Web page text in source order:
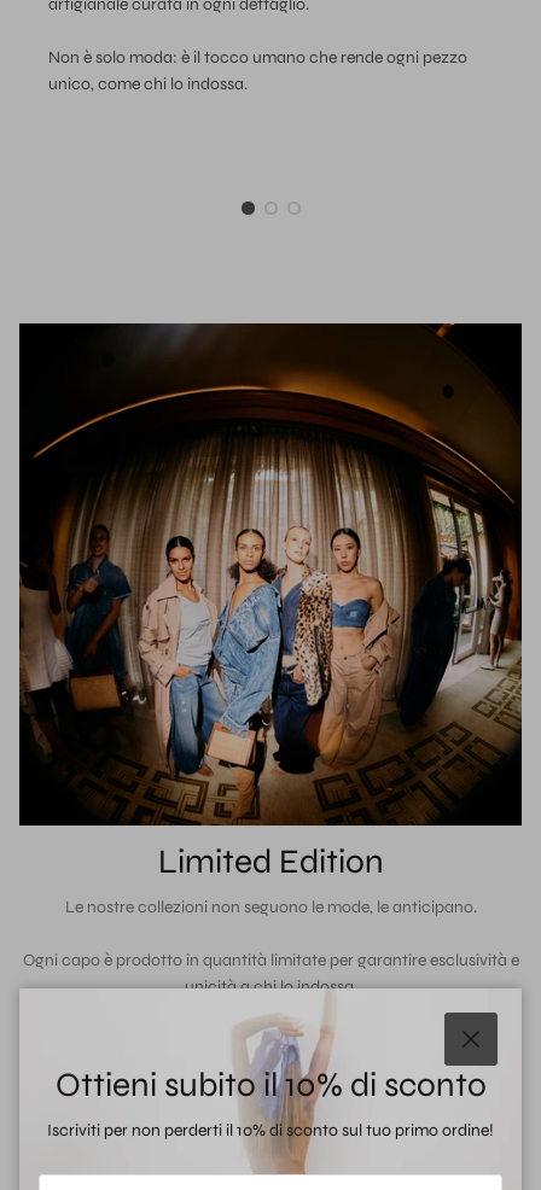
Non è solo moda: è il tocco umano che rende ogni pezzo
unico, come chi lo indossa.
Limited Edition
Le nostre collezioni non seguono le mode, le anticipano.
Ogni capo è prodotto in quantità limitate per garantire esclusività e
unicità a chi lo indossa.
Chiudi
Ottieni subito il 10% di sconto
Iscriviti per non perderti il 10% di sconto sul tuo primo ordine!